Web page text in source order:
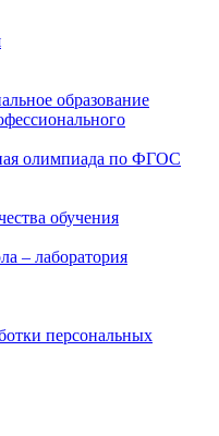
образование
олимпиада по ФГОС
обучения
– лаборатория
персональных